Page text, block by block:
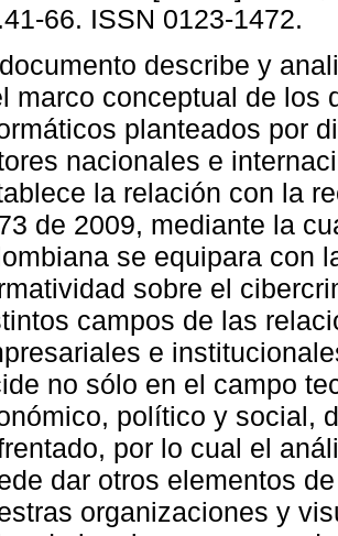
66. ISSN 0123-1472.
describe y
marco conceptual de los
planteados por
nacionales e
la relación con la
de 2009, mediante la
se equipara con
sobre el
campos de las
e
no sólo en el campo
político y social,
por lo cual el
dar otros elementos
organizaciones y